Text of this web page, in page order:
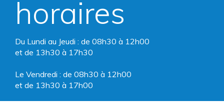
horaires
Du Lundi au Jeudi : de 08h30 à 12h00
et de 13h30 à 17h30
Le Vendredi : de 08h30 à 12h00
et de 13h30 à 17h00